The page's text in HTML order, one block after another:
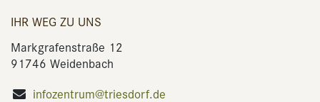
IHR WEG ZU UNS
Markgrafenstraße 12
91746 Weidenbach
infozentrum@triesdorf.de